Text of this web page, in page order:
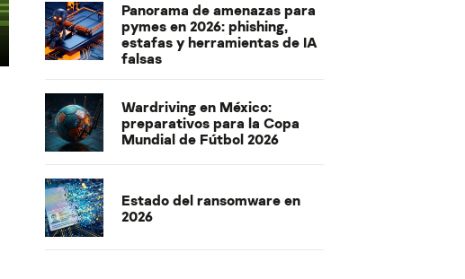
Panorama de amenazas para
pymes en 2026: phishing,
estafas y herramientas de IA
falsas
Wardriving en México:
preparativos para la Copa
Mundial de Fútbol 2026
Estado del ransomware en
2026